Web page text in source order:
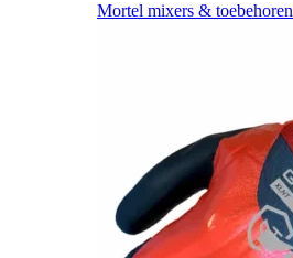
Mortel mixers & toebehoren